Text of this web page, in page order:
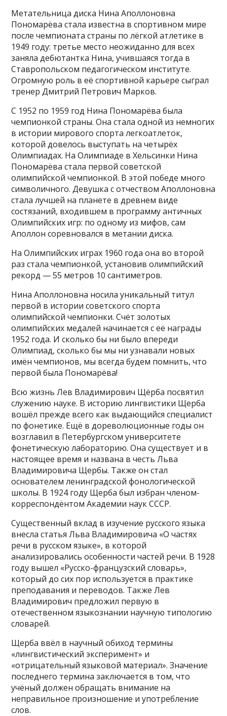
Метательница диска Нина Аполлоновна
Пономарёва стала известна в спортивном мире
после чемпионата страны по лёгкой атлетике в
1949 году: третье место неожиданно для всех
заняла дебютантка Нина, учившаяся тогда в
Ставропольском педагогическом институте.
Огромную роль в её спортивной карьере сыграл
тренер Дмитрий Петрович Марков.
С 1952 по 1959 год Нина Пономарёва была
чемпионкой страны. Она стала одной из немногих
в истории мирового спорта легкоатлеток,
которой довелось выступать на четырёх
Олимпиадах. На Олимпиаде в Хельсинки Нина
Пономарёва стала первой советской
олимпийской чемпионкой. В этой победе много
символичного. Девушка с отчеством Аполлоновна
стала лучшей на планете в древнем виде
состязаний, входившем в программу античных
Олимпийских игр: по одному из мифов, сам
Аполлон соревновался в метании диска.
На Олимпийских играх 1960 года она во второй
раз стала чемпионкой, установив олимпийский
рекорд — 55 метров 10 сантиметров.
Нина Аполлоновна носила уникальный титул
первой в истории советского спорта
олимпийской чемпионки. Счёт золотых
олимпийских медалей начинается с её награды
1952 года. И сколько бы ни было впереди
Олимпиад, сколько бы мы ни узнавали новых
имён чемпионов, мы всегда будем помнить, что
первой была Пономарёва!
Всю жизнь Лев Владимирович Щёрба посвятил
служению науке. В историю лингвистики Щерба
вошёл прежде всего как выдающийся специалист
по фонетике. Ещё в дореволюционные годы он
возглавил в Петербургском университете
фонетическую лабораторию. Она существует и в
настоящее время и названа в честь Льва
Владимировича Щербы. Также он стал
основателем ленинградской фонологической
школы. В 1924 году Щерба был избран членом-
корреспондёнтом Академии наук СССР.
Существенный вклад в изучение русского языка
внесла статья Льва Владимировича «О частях
речи в русском языке», в которой
анализировались особенности частей речи. В 1928
году вышел «Русско-французский словарь»,
который до сих пор используется в практике
преподавания и переводов. Также Лев
Владимирович предложил первую в
отечественном языкознании научную типологию
словарей.
Щерба ввёл в научный обиход термины
«лингвистический эксперимент» и
«отрицательный языковой материал». Значение
последнего термина заключается в том, что
учёный должен обращать внимание на
неправильное произношение и употребление
слов.